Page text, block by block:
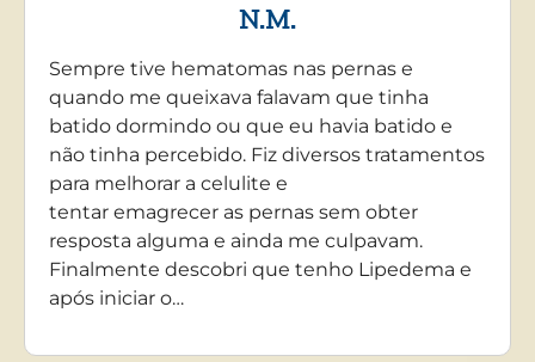
N.M.
Sempre tive hematomas nas pernas e
quando me queixava falavam que tinha
batido dormindo ou que eu havia batido e
não tinha percebido. Fiz diversos tratamentos
para melhorar a celulite e
tentar emagrecer as pernas sem obter
resposta alguma e ainda me culpavam.
Finalmente descobri que tenho Lipedema e
após iniciar o…